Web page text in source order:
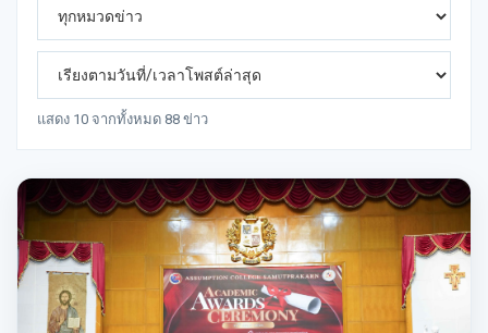
แสดง 10 จากทั้งหมด 88 ข่าว